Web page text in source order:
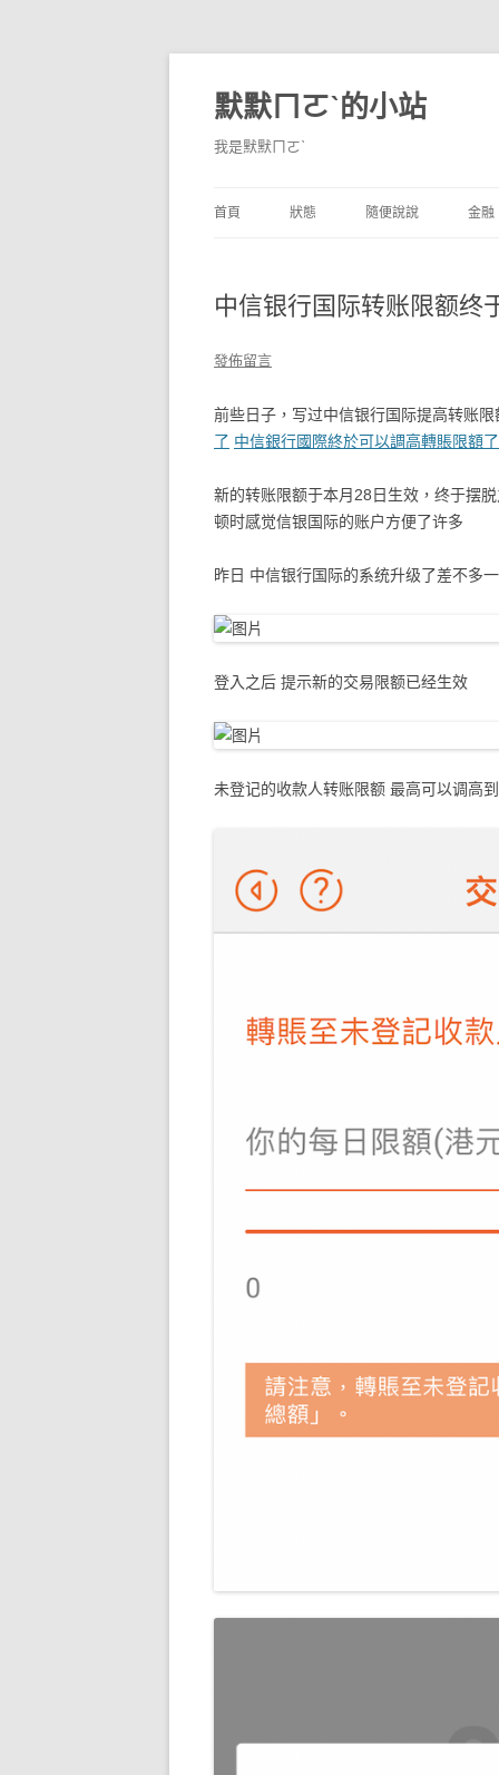
默默ㄇㄛˋ的小站
我是默默ㄇㄛˋ
首頁 狀態
獨白
隨便說說 金融
券
支
中信银行国际转账限额终
發佈留言
前些日子，写过中信银行国际提高转账
了 中信銀行國際終於可以調高轉賬限額了
新的转账限额于本月28日生效，终于摆
顿时感觉信银国际的账户方便了许多
昨日 中信银行国际的系统升级了差不多
登入之后 提示新的交易限额已经生效
未登记的收款人转账限额 最高可以调高